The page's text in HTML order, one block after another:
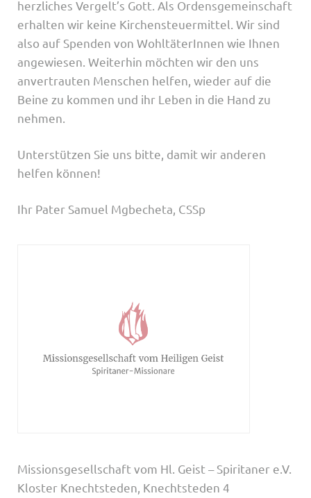
herzliches Vergelt’s Gott. Als Ordensgemeinschaft
erhalten wir keine Kirchensteuermittel. Wir sind
also auf Spenden von WohltäterInnen wie Ihnen
angewiesen. Weiterhin möchten wir den uns
anvertrauten Menschen helfen, wieder auf die
Beine zu kommen und ihr Leben in die Hand zu
nehmen.
Unterstützen Sie uns bitte, damit wir anderen
helfen können!
Ihr Pater Samuel Mgbecheta, CSSp
Missionsgesellschaft vom Hl. Geist – Spiritaner e.V.
Kloster Knechtsteden, Knechtsteden 4